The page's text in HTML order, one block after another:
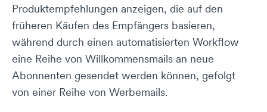
Produktempfehlungen anzeigen, die auf den
früheren Käufen des Empfängers basieren,
während durch einen automatisierten Workflow
eine Reihe von Willkommensmails an neue
Abonnenten gesendet werden können, gefolgt
von einer Reihe von Werbemails.